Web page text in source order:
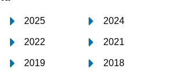
2025 2024
2022 2021
2019 2018